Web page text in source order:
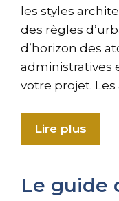
les styles
des règles
d’horizon des
administratives
votre projet.
Lire plus
Le guide